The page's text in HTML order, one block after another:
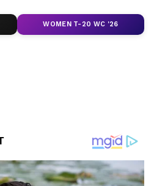
কারণে
WOMEN T-20 WC '26